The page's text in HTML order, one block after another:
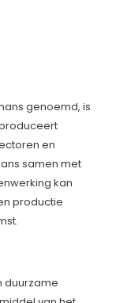
genoemd, is
en
samen met
kan
productie
duurzame